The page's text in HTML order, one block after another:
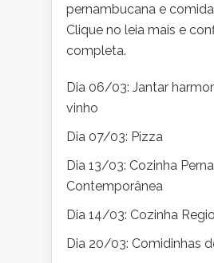
pernambucana e
Clique no leia mais e
completa.
Dia 06/03: Jantar
vinho
Dia 07/03: Pizza
Dia 13/03: Cozinha
Contemporânea
Dia 14/03: Cozinha
Dia 20/03: Comidinhas